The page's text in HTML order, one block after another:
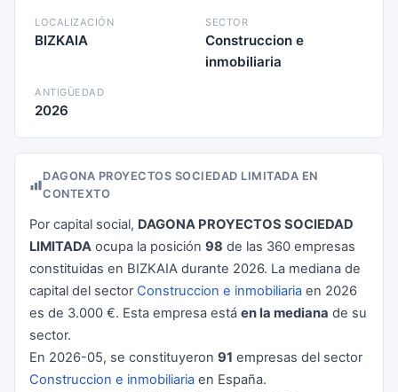
LOCALIZACIÓN
BIZKAIA
SECTOR
Construccion e
inmobiliaria
ANTIGÜEDAD
2026
DAGONA PROYECTOS SOCIEDAD LIMITADA EN
CONTEXTO
Por capital social, DAGONA PROYECTOS SOCIEDAD
LIMITADA ocupa la posición 98 de las 360 empresas
constituidas en BIZKAIA durante 2026. La mediana de
capital del sector Construccion e inmobiliaria en 2026
es de 3.000 €. Esta empresa está en la mediana de su
sector.
En 2026-05, se constituyeron 91 empresas del sector
Construccion e inmobiliaria en España.